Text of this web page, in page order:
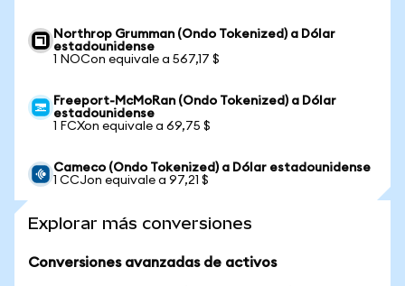
Northrop Grumman (Ondo Tokenized) a Dólar
estadounidense
1 NOCon equivale a 567,17 $
Freeport-McMoRan (Ondo Tokenized) a Dólar
estadounidense
1 FCXon equivale a 69,75 $
Cameco (Ondo Tokenized) a Dólar estadounidense
1 CCJon equivale a 97,21 $
Explorar más conversiones
Conversiones avanzadas de activos